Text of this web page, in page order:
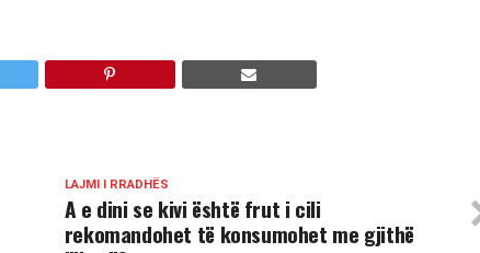
LAJMI I RRADHËS
A e dini se kivi është frut i cili
rekomandohet të konsumohet me gjithë